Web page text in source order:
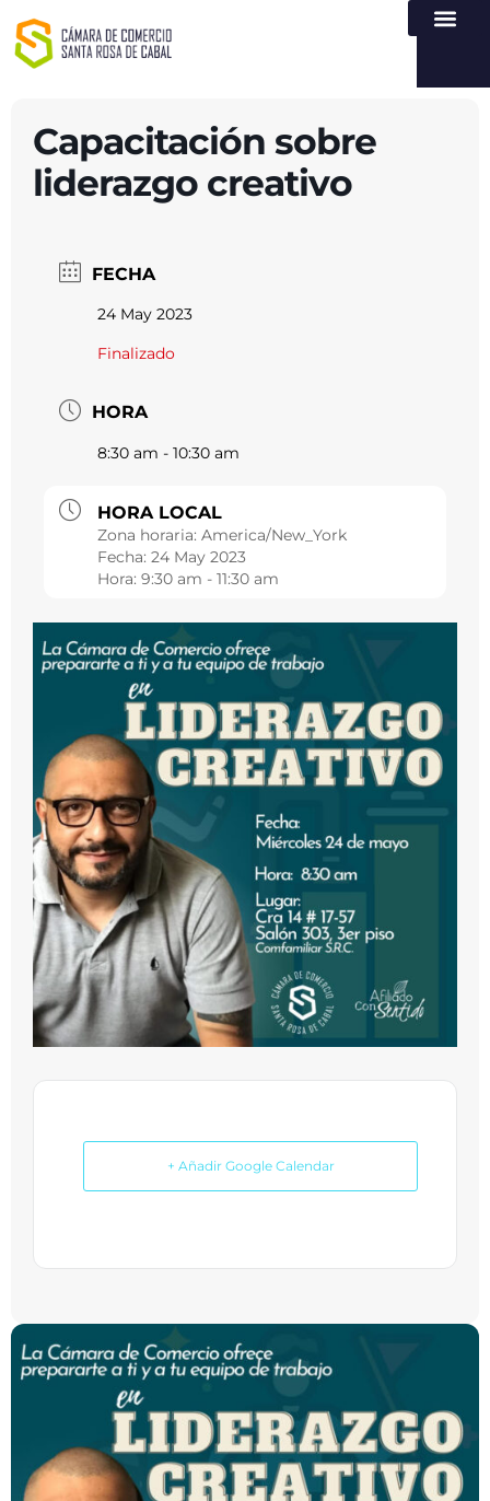
Capacitación sobre
liderazgo creativo
FECHA
24 May 2023
Finalizado
HORA
8:30 am - 10:30 am
HORA LOCAL
Zona horaria: America/New_York
Fecha: 24 May 2023
Hora: 9:30 am - 11:30 am
+ Añadir Google Calendar